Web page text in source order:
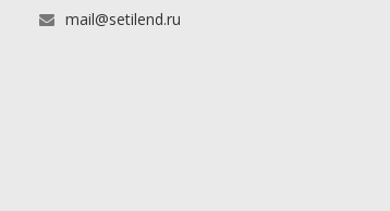
mail@setilend.ru